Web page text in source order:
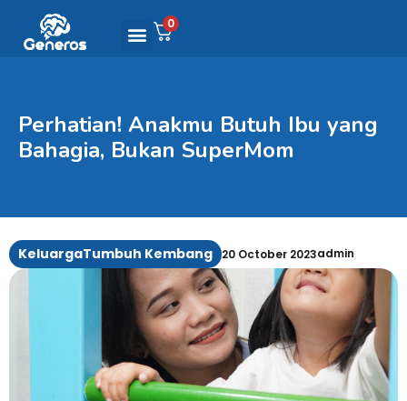
0
Perhatian! Anakmu Butuh Ibu yang
Bahagia, Bukan SuperMom
KeluargaTumbuh Kembang 20 October 2023admin